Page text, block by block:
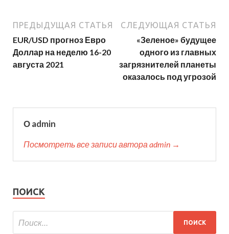
ПРЕДЫДУЩАЯ СТАТЬЯ
EUR/USD прогноз Евро
Доллар на неделю 16-20
августа 2021
СЛЕДУЮЩАЯ СТАТЬЯ
«Зеленое» будущее
одного из главных
загрязнителей планеты
оказалось под угрозой
О admin
Посмотреть все записи автора admin →
ПОИСК